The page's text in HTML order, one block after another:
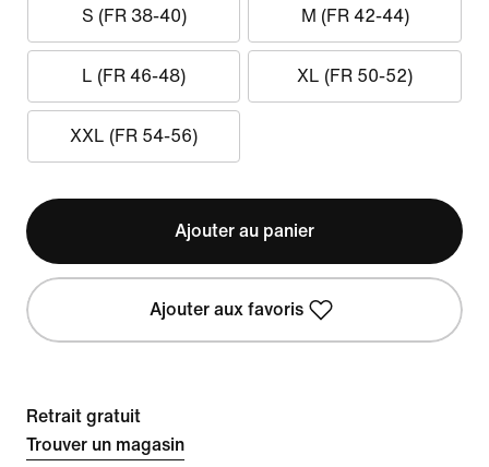
S (FR 38-40) M (FR 42-44)
L (FR 46-48) XL (FR 50-52)
XXL (FR 54-56)
Ajouter au panier
Ajouter aux favoris
Retrait gratuit
Trouver un magasin